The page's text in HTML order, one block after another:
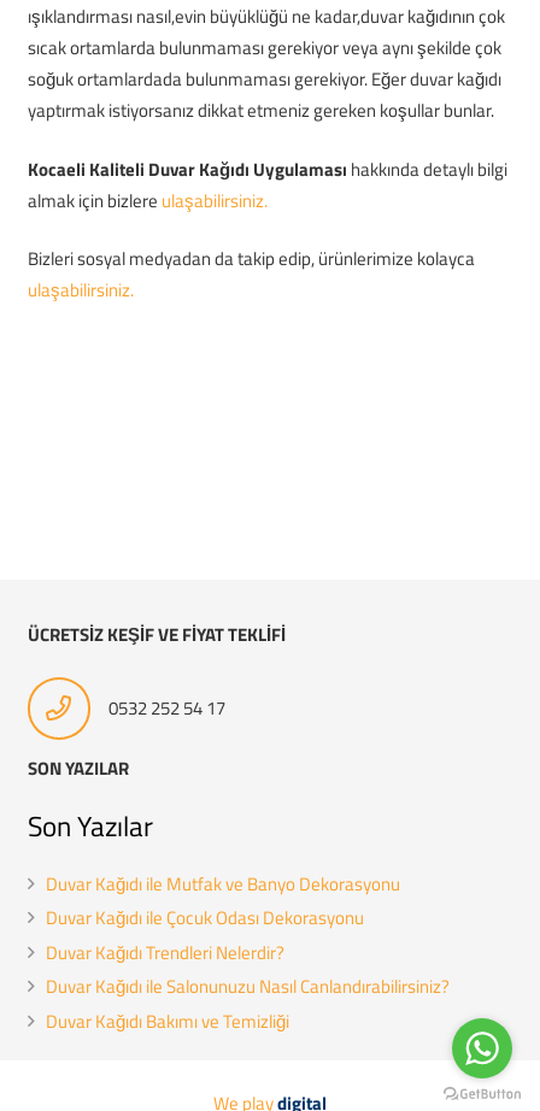
ışıklandırması nasıl,evin büyüklüğü ne kadar,duvar kağıdının çok
sıcak ortamlarda bulunmaması gerekiyor veya aynı şekilde çok
soğuk ortamlardada bulunmaması gerekiyor. Eğer duvar kağıdı
yaptırmak istiyorsanız dikkat etmeniz gereken koşullar bunlar.
Kocaeli Kaliteli Duvar Kağıdı Uygulaması hakkında detaylı bilgi
almak için bizlere ulaşabilirsiniz.
Bizleri sosyal medyadan da takip edip, ürünlerimize kolayca
ulaşabilirsiniz.
ÜCRETSİZ KEŞİF VE FİYAT TEKLİFİ
0532 252 54 17
SON YAZILAR
Son Yazılar
Duvar Kağıdı ile Mutfak ve Banyo Dekorasyonu
Duvar Kağıdı ile Çocuk Odası Dekorasyonu
Duvar Kağıdı Trendleri Nelerdir?
Duvar Kağıdı ile Salonunuzu Nasıl Canlandırabilirsiniz?
Duvar Kağıdı Bakımı ve Temizliği
We playdigital